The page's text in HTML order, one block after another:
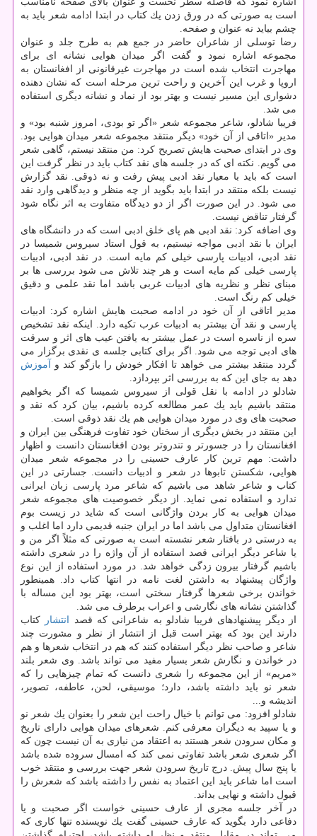
است به صورتی كه در ورق زدن یك كتاب در ابتدا ادامه شعر باید به
چشم بیاید نه عنوان و صفحه.
رضا توسلی از شاعران حاضر در جمع هم به طرح جلد و عنوان
مجموعه اشاره نمود و گفت اگر میدان هوایی نشانه ای برای
مهاجرت انتخاب شده است در مهاجرت غیرقانونی از افغانستان به
اروپا و غرب این آخرین و راحت ترین مرحله است كه نشان دهنده
دشواری این مسیر نیست و بهتر بود از نماد و نشانه دیگری استفاده
می شد.
فریبا شادلو، شاعر مجموعه شعر «اگر تو بودی، امروز شنبه بود» و
مدیر «اتاقی از آن خود» دیگر منتقد مجموعه شعر میدان هوایی بود.
وی در ابتدای صحبت هایش تصریح كرد: من منتقد نیستم، گاهی شعر
می گویم. نكته ای كه در جلسه های نقد كتاب باید در نظر گرفت این
است كه باید با معیار نقد ادبی پیش رفت و نه ذوقی. نقد گزارش
نیست بلكه منتقد در ابتدا باید بگوید از چه منظر و دیدگاهی وارد نقد
می شود. در این صورت اگر از دو دیدگاه متفاوت به اثر نگاه شود
گرفتار تناقض نیست.
وی اضافه كرد: نقد ادبی هم پای خلق ادبی است كه در دانشگاه های
ایران با نقد ادبی مواجه نیستیم، به قول استاد سیروس شمیسا در
نقد ادبی، ادبیات پارسی خیلی كم مایه است. در نقد ادبی، ادبیات
پارسی خیلی كم مایه است و هر چند تلاش می شود بررسی ها بر
مبنای نظر و نظریه های ادبیات غربی باشد اما نقد علمی و دقیق
خیلی كم رنگ است.
مدیر اتاقی از آن خود در ادامه صحبت هایش اشاره كرد: ادبیات
پارسی و نقد آن بیشتر به ادبیات عرب تكیه دارد. اینكه نقد تشخیص
سره از ناسره است در عمل بیشتر به یافتن عیب های اثر و سرقت
های ادبی توجه می شود. اگر برای كتابی جلسه ی نقدی برگزار می
گردد منتقد بیشتر می خواهد تا افكار خودش را بازگو كند و
آموزش
دهد به جای این كه به بررسی اثر بپردازد.
شادلو در ادامه با نقل قولی از سیروس شمیسا كه اگر بخواهیم
منتقد باشیم باید یك عمر مطالعه كرده باشیم، بیان كرد كه نقد و
صحبت های وی در مورد میدان هوایی هم یك نقد ذوقی است.
این منتقد در بخش دیگری از سخنان خود تفاوت فرهنگی بین ایران و
افغانستان را در جسورتر و تندروتر بودن افغانستان دانست و اظهار
داشت: مهم ترین كار عارف حسینی را در مجموعه شعر میدان
هوایی، شكستن تابوها در شعر و ادبیات دانست. جسارتی در این
كتاب و شاعر شاهد می باشیم كه شاعر مرد پارسی زبان ایرانی
ندارد و استفاده نمی نماید. از دیگر خصوصیت های مجموعه شعر
میدان هوایی به كار بردن واژگانی است كه شاید در زیست بوم
افغانستان متداول می باشد اما در ایران جنبه قدیمی دارد اما اغلب و
به درستی در بافتار شعر نشسته است به صورتی كه مثلاً اگر من و
یا شاعر دیگر ایرانی قصد استفاده از آن واژه را در شعری داشته
باشیم گرفتار بیرون زدگی خواهد شد. در مورد استفاده از این نوع
واژگان پیشنهاد به داشتن لغت نامه در انتها كتاب داد. همینطور
خواندن برخی شعرها گرفتار سختی است، بهتر بود این مساله با
گذاشتن نشانه های نگارشی و اعراب برطرف می شد.
از دیگر پیشنهادهای فریبا شادلو به شاعرانی كه قصد
انتشار
كتاب
دارند این بود كه بهتر است قبل از انتشار از نظر و مشورت چند
شاعر و صاحب نظر دیگر استفاده كنند كه هم در انتخاب شعرها و هم
در خواندن و نگارش شعر بسیار مفید می تواند باشد. وی شعر بلند
«مریم» از این مجموعه را شعری دانست كه تمام چیزهایی را كه
شعر نو باید داشته باشد، دارد؛ موسیقی، لحن، عاطفه، تصویر،
اندیشه و...
شادلو افزود: می توانم با خیال راحت این شعر را بعنوان یك شعر نو
و یا سپید به دیگران معرفی كنم. شعرهای میدان هوایی دارای تاریخ
و مكان سرودن شعر هستند به اعتقاد من نیازی به آن نیست چون كه
اگر شعری شعر باشد تفاوتی نمی كند كه امسال سروده شده باشد
یا پنج سال پیش. درج تاریخ سرودن شعر جهت بررسی و منتقد خوب
است اما شاعر باید این اعتماد به نفس را داشته باشد كه شعرش را
قبول داشته و نهایی بداند.
در آخر جلسه مجری از عارف حسینی خواست اگر صحبت و یا
دفاعی دارد بگوید كه عارف حسینی گفت یك نویسنده تنها كاری كه